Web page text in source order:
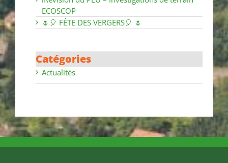
ECOSCOP
🌷🎈 FÊTE DES VERGERS🎈 🌷
Catégories
Actualités